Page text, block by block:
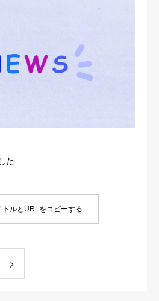
た
トルとURLをコピーする